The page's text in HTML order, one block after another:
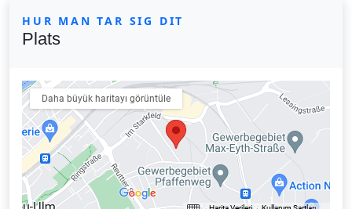
HUR MAN TAR SIG DIT
Plats